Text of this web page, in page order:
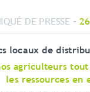
DE PRESSE – 26
locaux de
nos
les ressources en eau
DE PRESSE –
locaux de
nos
les ressources en